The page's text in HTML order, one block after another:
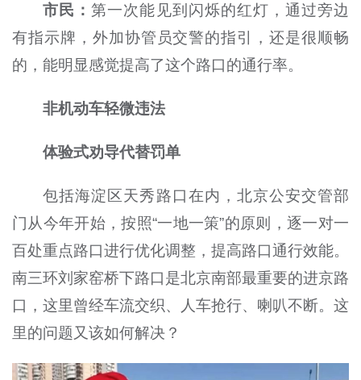
市民： 第一次能见到闪烁的红灯，通过旁边
有指示牌，外加协管员交警的指引，还是很顺畅
的，能明显感觉提高了这个路口的通行率。
非机动车轻微违法
体验式劝导代替罚单
包括海淀区天秀路口在内，北京公安交管部
门从今年开始，按照“一地一策”的原则，逐一对一
百处重点路口进行优化调整，提高路口通行效能。
南三环刘家窑桥下路口是北京南部最重要的进京路
口，这里曾经车流交织、人车抢行、喇叭不断。这
里的问题又该如何解决？